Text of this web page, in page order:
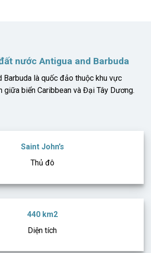
nước Antigua and Barbuda
Barbuda là quốc đảo thuộc khu vực
giữa biển Caribbean và Đại Tây Dương.
Saint John’s
Thủ đô
440 km2
Diện tích